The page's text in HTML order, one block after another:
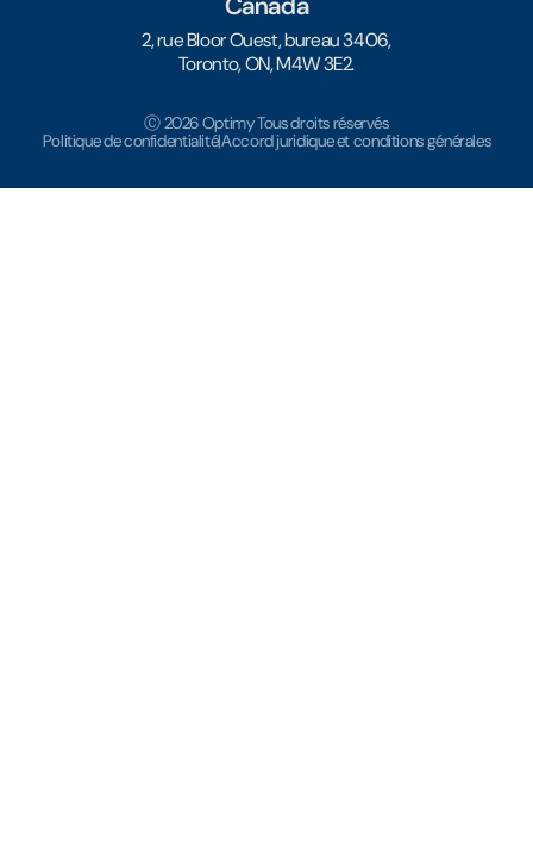
2, rue Bloor Ouest, bureau 3406,
Toronto, ON, M4W 3E2.
Ⓒ 2026 Optimy Tous droits réservés
Politique de confidentialité|Accord juridique et conditions générales